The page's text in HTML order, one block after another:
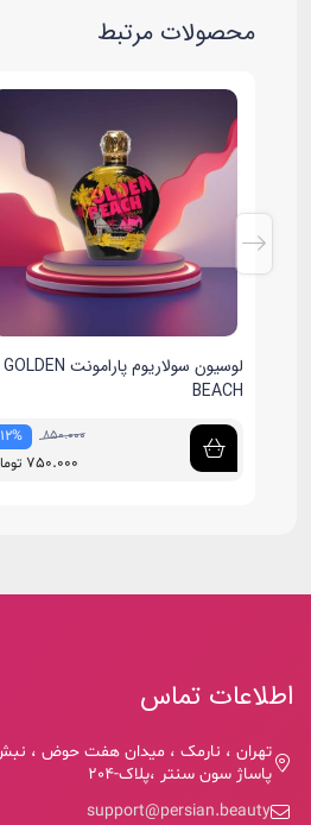
محصولات مرتبط
لوسیون سولاریوم پارامونت GOLDEN
BEACH
12% 850.000
750.000
اطلاعات تماس
تهران ، نارمک ، میدان هفت حوض ،
پاساژ سون سنتر ،پلاک-204
support@persian.beauty